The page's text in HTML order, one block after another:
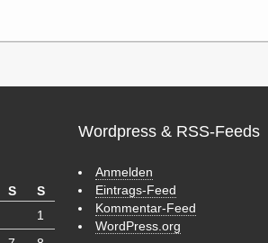
S S
1
Wordpress & RSS-Feeds
Anmelden
Eintrags-Feed
Kommentar-Feed
WordPress.org